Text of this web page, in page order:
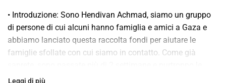
• Introduzione: Sono Hendivan Achmad, siamo un gruppo
di persone di cui alcuni hanno famiglia e amici a Gaza e
abbiamo lanciato questa raccolta fondi per aiutare le
famiglie sfollate con cui siamo in contatto. Come già
cose stanno peggiorando, il cibo sta diventando sempre
Leggi di più